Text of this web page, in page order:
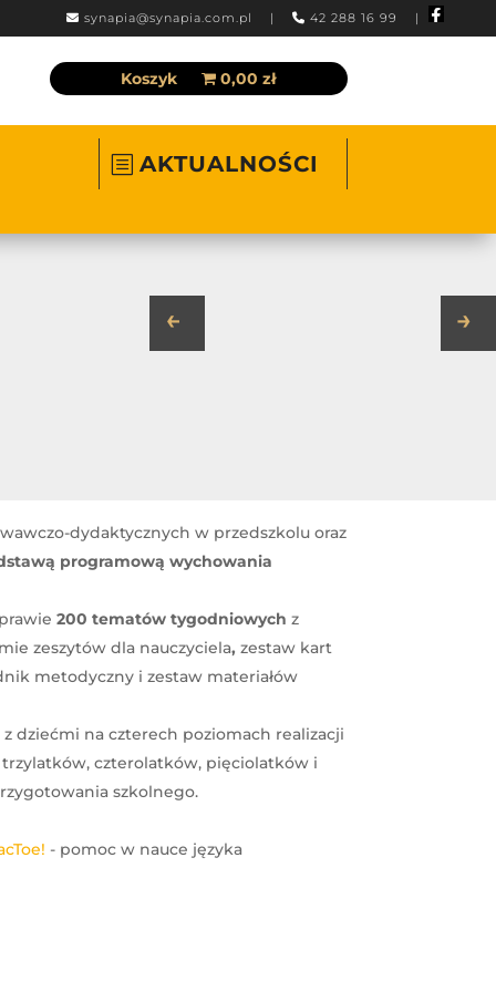
synapia@synapia.com.pl | 42 288 16 99 |
Koszyk 0,00 zł
AKTUALNOŚCI
← →
dydaktycznych w przedszkolu oraz
programową wychowania
200tematów tygodniowychz
zeszytów dla nauczyciela,zestaw kart
metodyczny i zestaw materiałów
dziećmi na czterech poziomach realizacji
trzylatków, czterolatków, pięciolatków i
szkolnego.
- pomoc w nauce języka